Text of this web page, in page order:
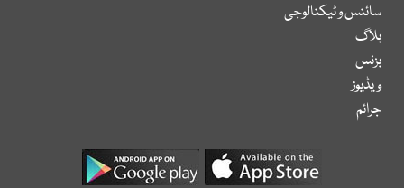
سائنس و ٹیکنالوجی
بلاگ
بزنس
ویڈیوز
جرائم